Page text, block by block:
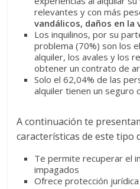
relevantes y con más
vandálicos, daños en
Los inquilinos, por su
problema (70%) son los
alquiler, los avales y los
obtener un contrato de
Solo el 62,04% de las
alquiler tienen un seguro
A continuación te
características de este tipo
Te permite recuperar el
impagados
Ofrece protección